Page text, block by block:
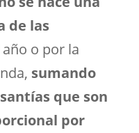
de las
o por la
sumando
que son
por